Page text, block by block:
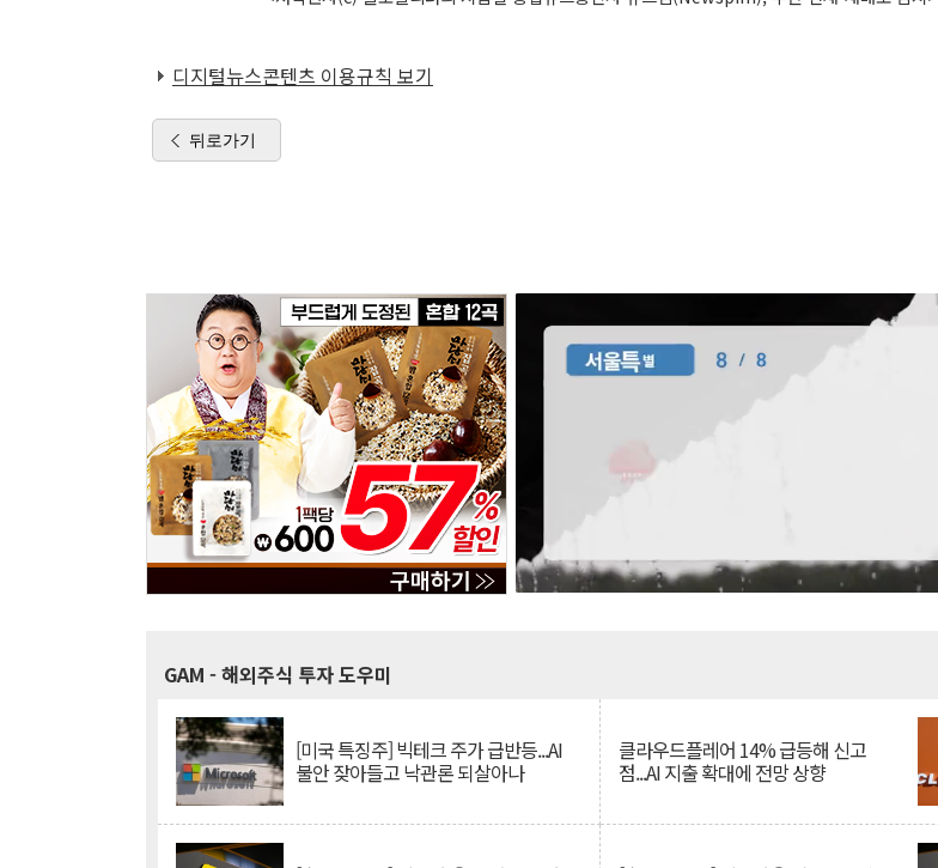
디지털뉴스콘텐츠 이용규칙 보기
뒤로가기
GAM - 해외주식 투자 도우미
[미국 특징주] 빅테크 주가 급반등...AI
불안 잦아들고 낙관론 되살아나
클라우드플레어 14% 급등해 신고
점...AI 지출 확대에 전망 상향